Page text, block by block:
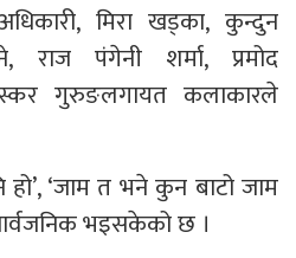
, मिरा खड्का,कुन्दुन
, राज पंगेनी शर्मा,प्रमोद
गुरुङलगायत कलाकारले
, ‘जाम त भने कुन बाटो जाम
भइसकेको छ ।